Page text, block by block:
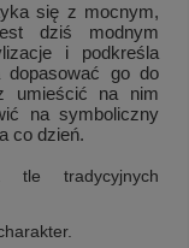
się z mocnym,
dziś modnym
i podkreśla
dopasować go do
umieścić na nim
na symboliczny
co dzień.
tradycyjnych